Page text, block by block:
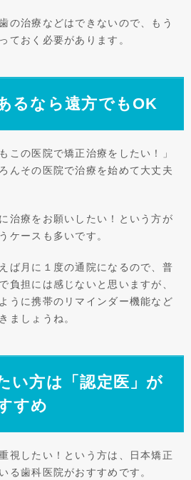
の治療などはできないので、もう
ておく必要があります。
るなら遠方でもOK
この医院で矯正治療をしたい！」
んその医院で治療を始めて大丈夫
治療をお願いしたい！という方が
ケースも多いです。
ば月に１度の通院になるので、普
負担には感じないと思いますが、
うに携帯のリマインダー機能など
ましょうね。
い方は「認定医」が
すめ
視したい！という方は、日本矯正
る歯科医院がおすすめです。